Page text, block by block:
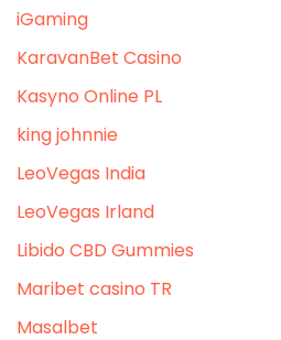
iGaming
KaravanBet Casino
Kasyno Online PL
king johnnie
LeoVegas India
LeoVegas Irland
Libido CBD Gummies
Maribet casino TR
Masalbet